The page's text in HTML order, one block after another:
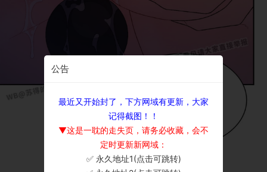
公告
最近又开始封了，下方网域有更新，大家
记得截图！！
▼这是一耽的走失页，请务必收藏，会不
定时更新新网域：
✅ 永久地址1(点击可跳转)